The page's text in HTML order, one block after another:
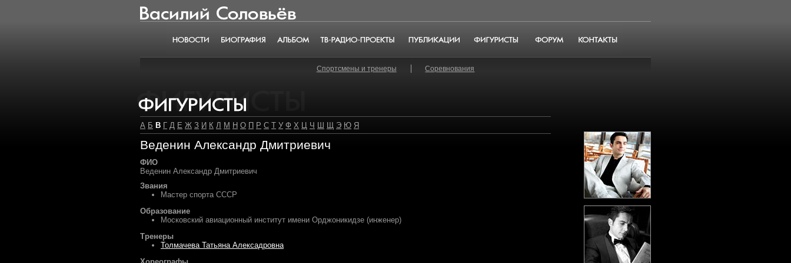
Василий Соловьёв
Новости Биография Альбом ТВ-радио-проекты Публикации Фигуристы Форум Контакты
Спортсмены и тренеры Соревнования
Фигуристы
А Б В Г Д Е Ж З И К Л М Н О П Р С Т У Ф Х Ч Э Ю Я
Веденин Александр Дмитриевич
ФИО
Веденин Александр Дмитриевич
Звания
Мастер спорта СССР
Образование
Московский авиационный институт имени Орджоникидзе (инженер)
Тренеры
Толмачева Татьяна Алексадровна